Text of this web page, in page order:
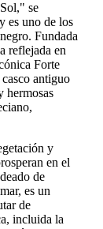
se
es uno de los
Fundada
reflejada en
Forte
antiguo
hermosas
y
en el
de
es un
de
incluida la